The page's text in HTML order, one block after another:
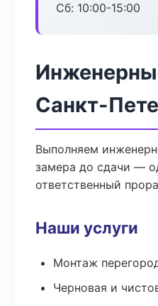
Сб: 10:00-15:00
Санкт-
Выполняем
замера до сдачи —
ответственный
Наши услуги
Монтаж
Черновая и